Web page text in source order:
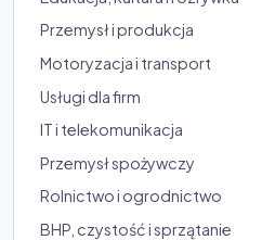
Przemysł i produkcja
Motoryzacja i transport
Usługi dla firm
IT i telekomunikacja
Przemysł spożywczy
Rolnictwo i ogrodnictwo
BHP, czystość i sprzątanie